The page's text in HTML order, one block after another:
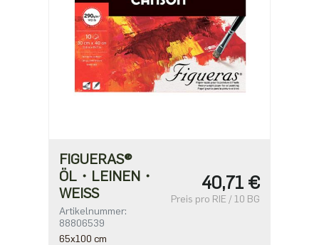
FIGUERAS®
ÖL・LEINEN・
WEISS
Artikelnummer:
88806539
65x100 cm
40,71 €
Preis pro RIE / 10 BG